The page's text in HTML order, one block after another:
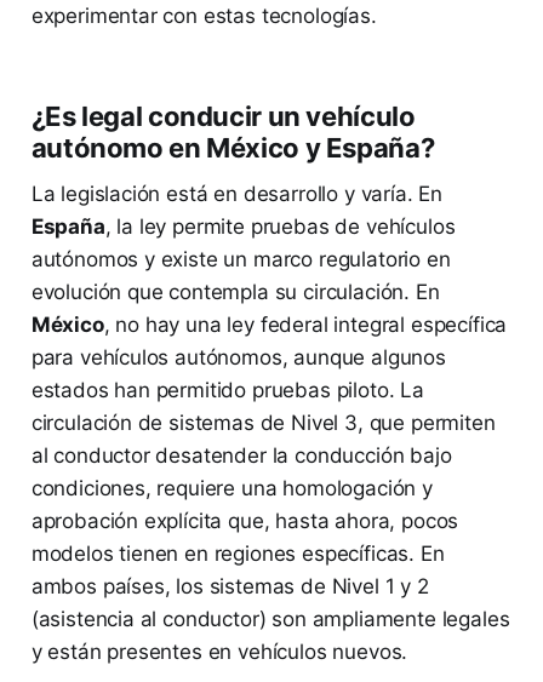
experimentar con estas tecnologías.
¿Es legal conducir un vehículo
autónomo en México y España?
La legislación está en desarrollo y varía. En
España, la ley permite pruebas de vehículos
autónomos y existe un marco regulatorio en
evolución que contempla su circulación. En
México, no hay una ley federal integral específica
para vehículos autónomos, aunque algunos
estados han permitido pruebas piloto. La
circulación de sistemas de Nivel 3, que permiten
al conductor desatender la conducción bajo
condiciones, requiere una homologación y
aprobación explícita que, hasta ahora, pocos
modelos tienen en regiones específicas. En
ambos países, los sistemas de Nivel 1 y 2
(asistencia al conductor) son ampliamente legales
y están presentes en vehículos nuevos.